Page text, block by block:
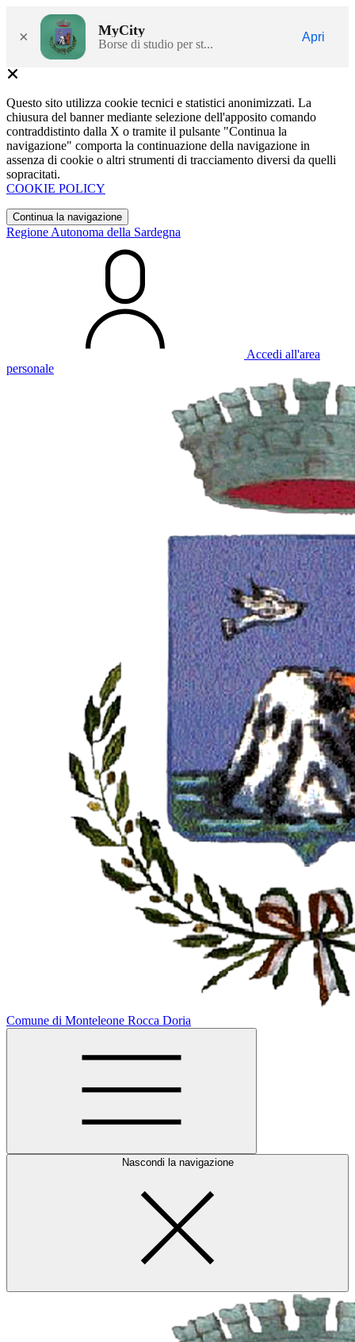
× MyCity
Borse di studio per st...
Apri
Questo sito utilizza cookie tecnici e statistici anonimizzati. La
chiusura del banner mediante selezione dell'apposito comando
contraddistinto dalla X o tramite il pulsante "Continua la
navigazione" comporta la continuazione della navigazione in
assenza di cookie o altri strumenti di tracciamento diversi da quelli
sopracitati.
COOKIE POLICY
Continua la navigazione
Regione Autonoma della Sardegna
Accedi all'area
personale
Comune di Monteleone Rocca Doria
Nascondi la navigazione